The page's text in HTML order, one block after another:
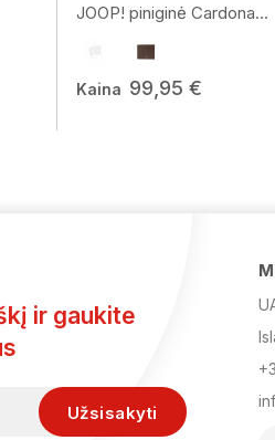
JOOP! piniginė Cardona...
Kaina 99,95 €
ir gaukite